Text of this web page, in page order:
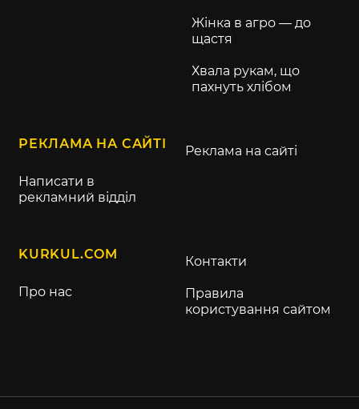
Жінка в агро — до
щастя
Хвала рукам, що
пахнуть хлібом
РЕКЛАМА НА САЙТІ
Написати в
рекламний відділ
Реклама на сайті
KURKUL.COM
Про нас
Контакти
Правила
користування сайтом